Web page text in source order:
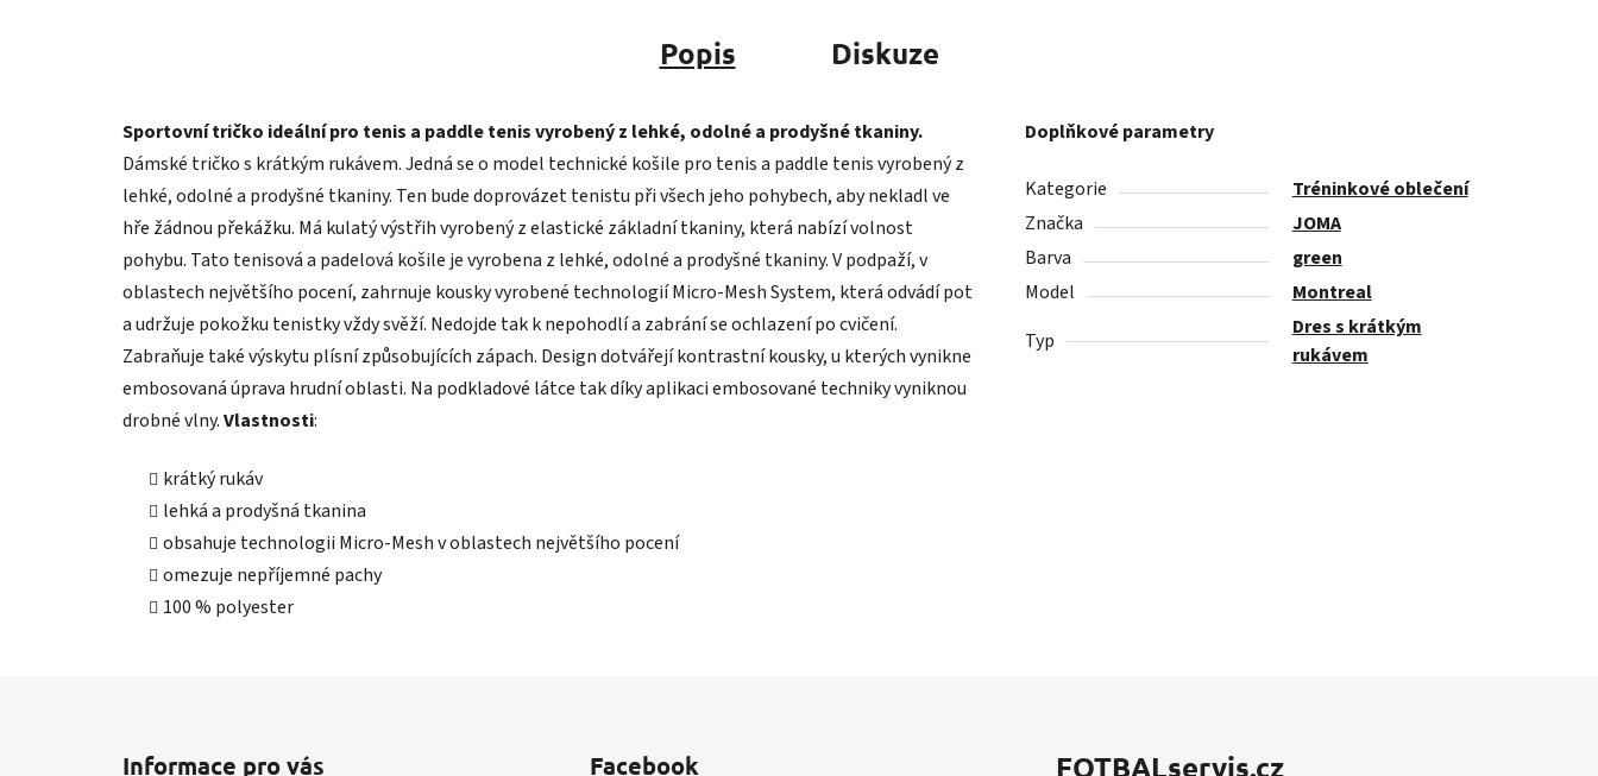
Popis Diskuze
Sportovní tričko ideální pro tenis a paddle tenis vyrobený z lehké, odolné a prodyšné tkaniny.
Dámské tričko s krátkým rukávem. Jedná se o model technické košile pro tenis a paddle tenis vyrobený z
lehké, odolné a prodyšné tkaniny. Ten bude doprovázet tenistu při všech jeho pohybech, aby nekladl ve
hře žádnou překážku. Má kulatý výstřih vyrobený z elastické základní tkaniny, která nabízí volnost
pohybu. Tato tenisová a padelová košile je vyrobena z lehké, odolné a prodyšné tkaniny. V podpaží, v
oblastech největšího pocení, zahrnuje kousky vyrobené technologií Micro-Mesh System, která odvádí pot
a udržuje pokožku tenistky vždy svěží. Nedojde tak k nepohodlí a zabrání se ochlazení po cvičení.
Zabraňuje také výskytu plísní způsobujících zápach. Design dotvářejí kontrastní kousky, u kterých vynikne
embosovaná úprava hrudní oblasti. Na podkladové látce tak díky aplikaci embosované techniky vyniknou
drobné vlny.Vlastnosti:
krátký rukáv
lehká a prodyšná tkanina
obsahuje technologii Micro-Mesh v oblastech největšího pocení
omezuje nepříjemné pachy
100 % polyester
Doplňkové parametry
Kategorie
Tréninkové oblečení
Značka
JOMA
Barva
green
Model
Montreal
Typ
Dres s krátkým
rukávem
Informace pro vás Facebook FOTBALservis.cz